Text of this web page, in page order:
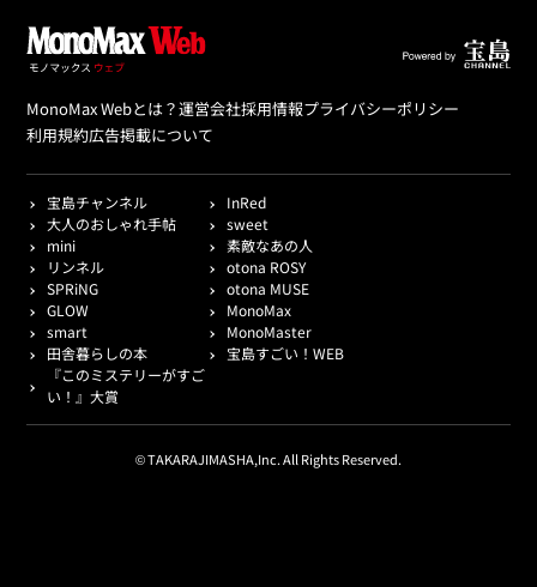
MonoMax Webとは？運営会社採用情報プライバシーポリシー
利用規約広告掲載について
宝島チャンネル
InRed
大人のおしゃれ手帖
sweet
mini
素敵なあの人
リンネル
otona ROSY
SPRiNG
otona MUSE
GLOW
MonoMax
smart
MonoMaster
田舎暮らしの本
宝島すごい！WEB
『このミステリーがすご
い！』大賞
© TAKARAJIMASHA,Inc. All Rights Reserved.